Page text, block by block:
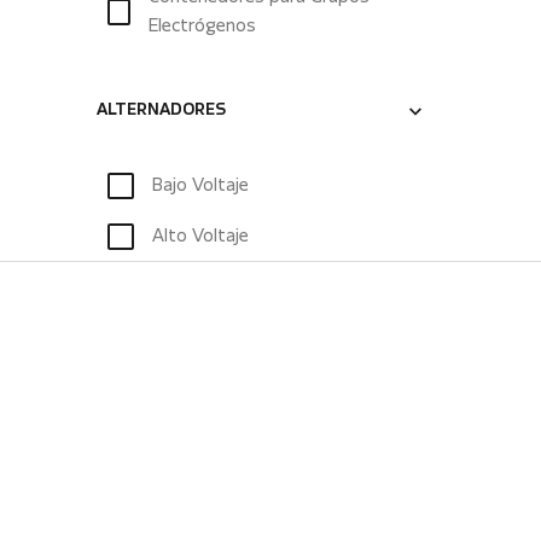
Electrógenos
ALTERNADORES
Bajo Voltaje
Alto Voltaje